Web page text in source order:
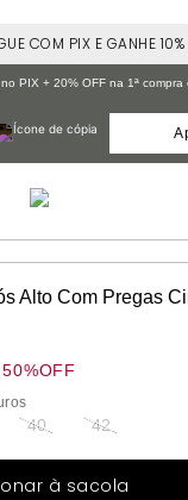
COM PIX E GANHE 10%
PIX + 20% OFF na 1ª compra
Alto Com Pregas
50%OFF
40 42
à sacola